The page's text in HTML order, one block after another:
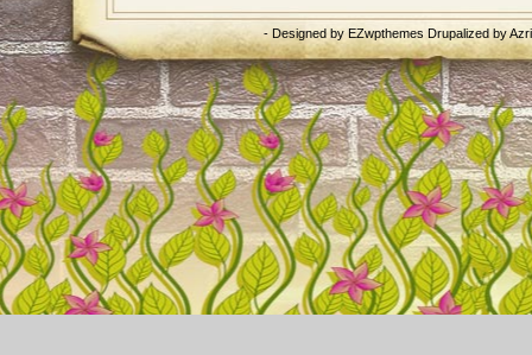
- Designed byEZwpthemesDrupalized by